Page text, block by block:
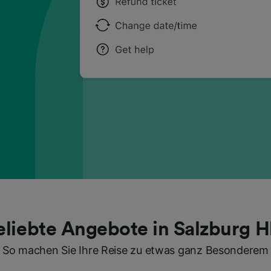
Angebote in Salzburg
So machen Sie Ihre Reise zu etwas ganz Besonderem